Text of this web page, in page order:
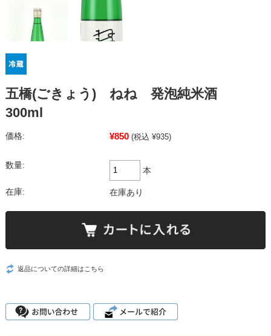
五橋(ごきょう) ねね 発泡純米酒
300ml
価格: ¥850 (税込 ¥935)
数量:
本
在庫: 在庫あり
返品についての詳細はこちら